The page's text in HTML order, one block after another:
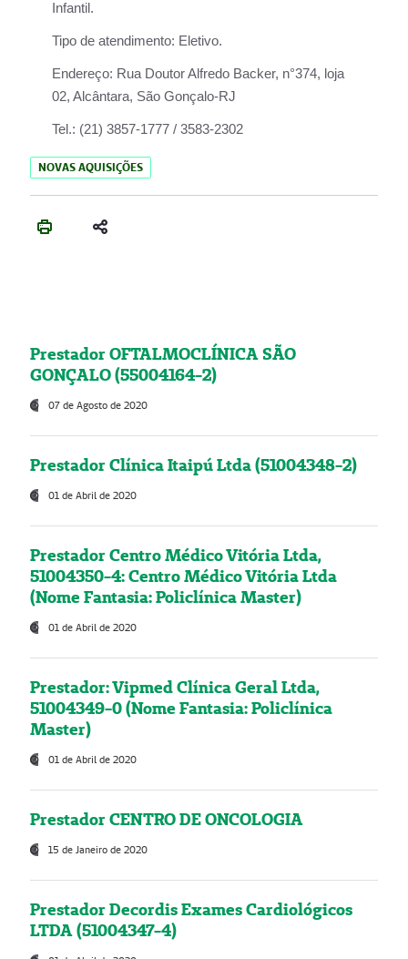
Infantil.
Tipo de atendimento: Eletivo.
Endereço: Rua Doutor Alfredo Backer, n°374, loja
02, Alcântara, São Gonçalo-RJ
Tel.: (21) 3857-1777 / 3583-2302
NOVAS AQUISIÇÕES
Prestador OFTALMOCLÍNICA SÃO
GONÇALO (55004164-2)
07 de Agosto de 2020
Prestador Clínica Itaipú Ltda (51004348-2)
01 de Abril de 2020
Prestador Centro Médico Vitória Ltda,
51004350-4: Centro Médico Vitória Ltda
(Nome Fantasia: Policlínica Master)
01 de Abril de 2020
Prestador: Vipmed Clínica Geral Ltda,
51004349-0 (Nome Fantasia: Policlínica
Master)
01 de Abril de 2020
Prestador CENTRO DE ONCOLOGIA
15 de Janeiro de 2020
Prestador Decordis Exames Cardiológicos
LTDA (51004347-4)